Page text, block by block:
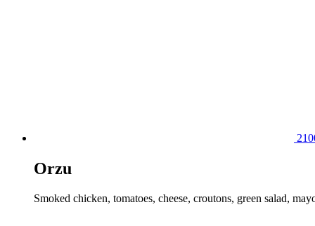
Orzu
Smoked chicken, tomatoes, cheese, croutons, green salad,